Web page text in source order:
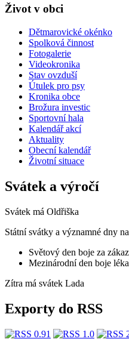
Život v obci
Dětmarovické okénko
Spolková činnost
Fotogalerie
Videokronika
Stav ovzduší
Útulek pro psy
Kronika obce
Brožura investic
Sportovní hala
Kalendář akcí
Aktuality
Obecní kalendář
Životní situace
Svátek a výročí
Svátek má Oldřiška
Státní svátky a významné dny
Světový den boje za
Mezinárodní den boje
Zítra má svátek Lada
Exporty do RSS